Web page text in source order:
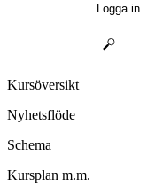
Logga in
Kursöversikt
Nyhetsflöde
Schema
Kursplan m.m.